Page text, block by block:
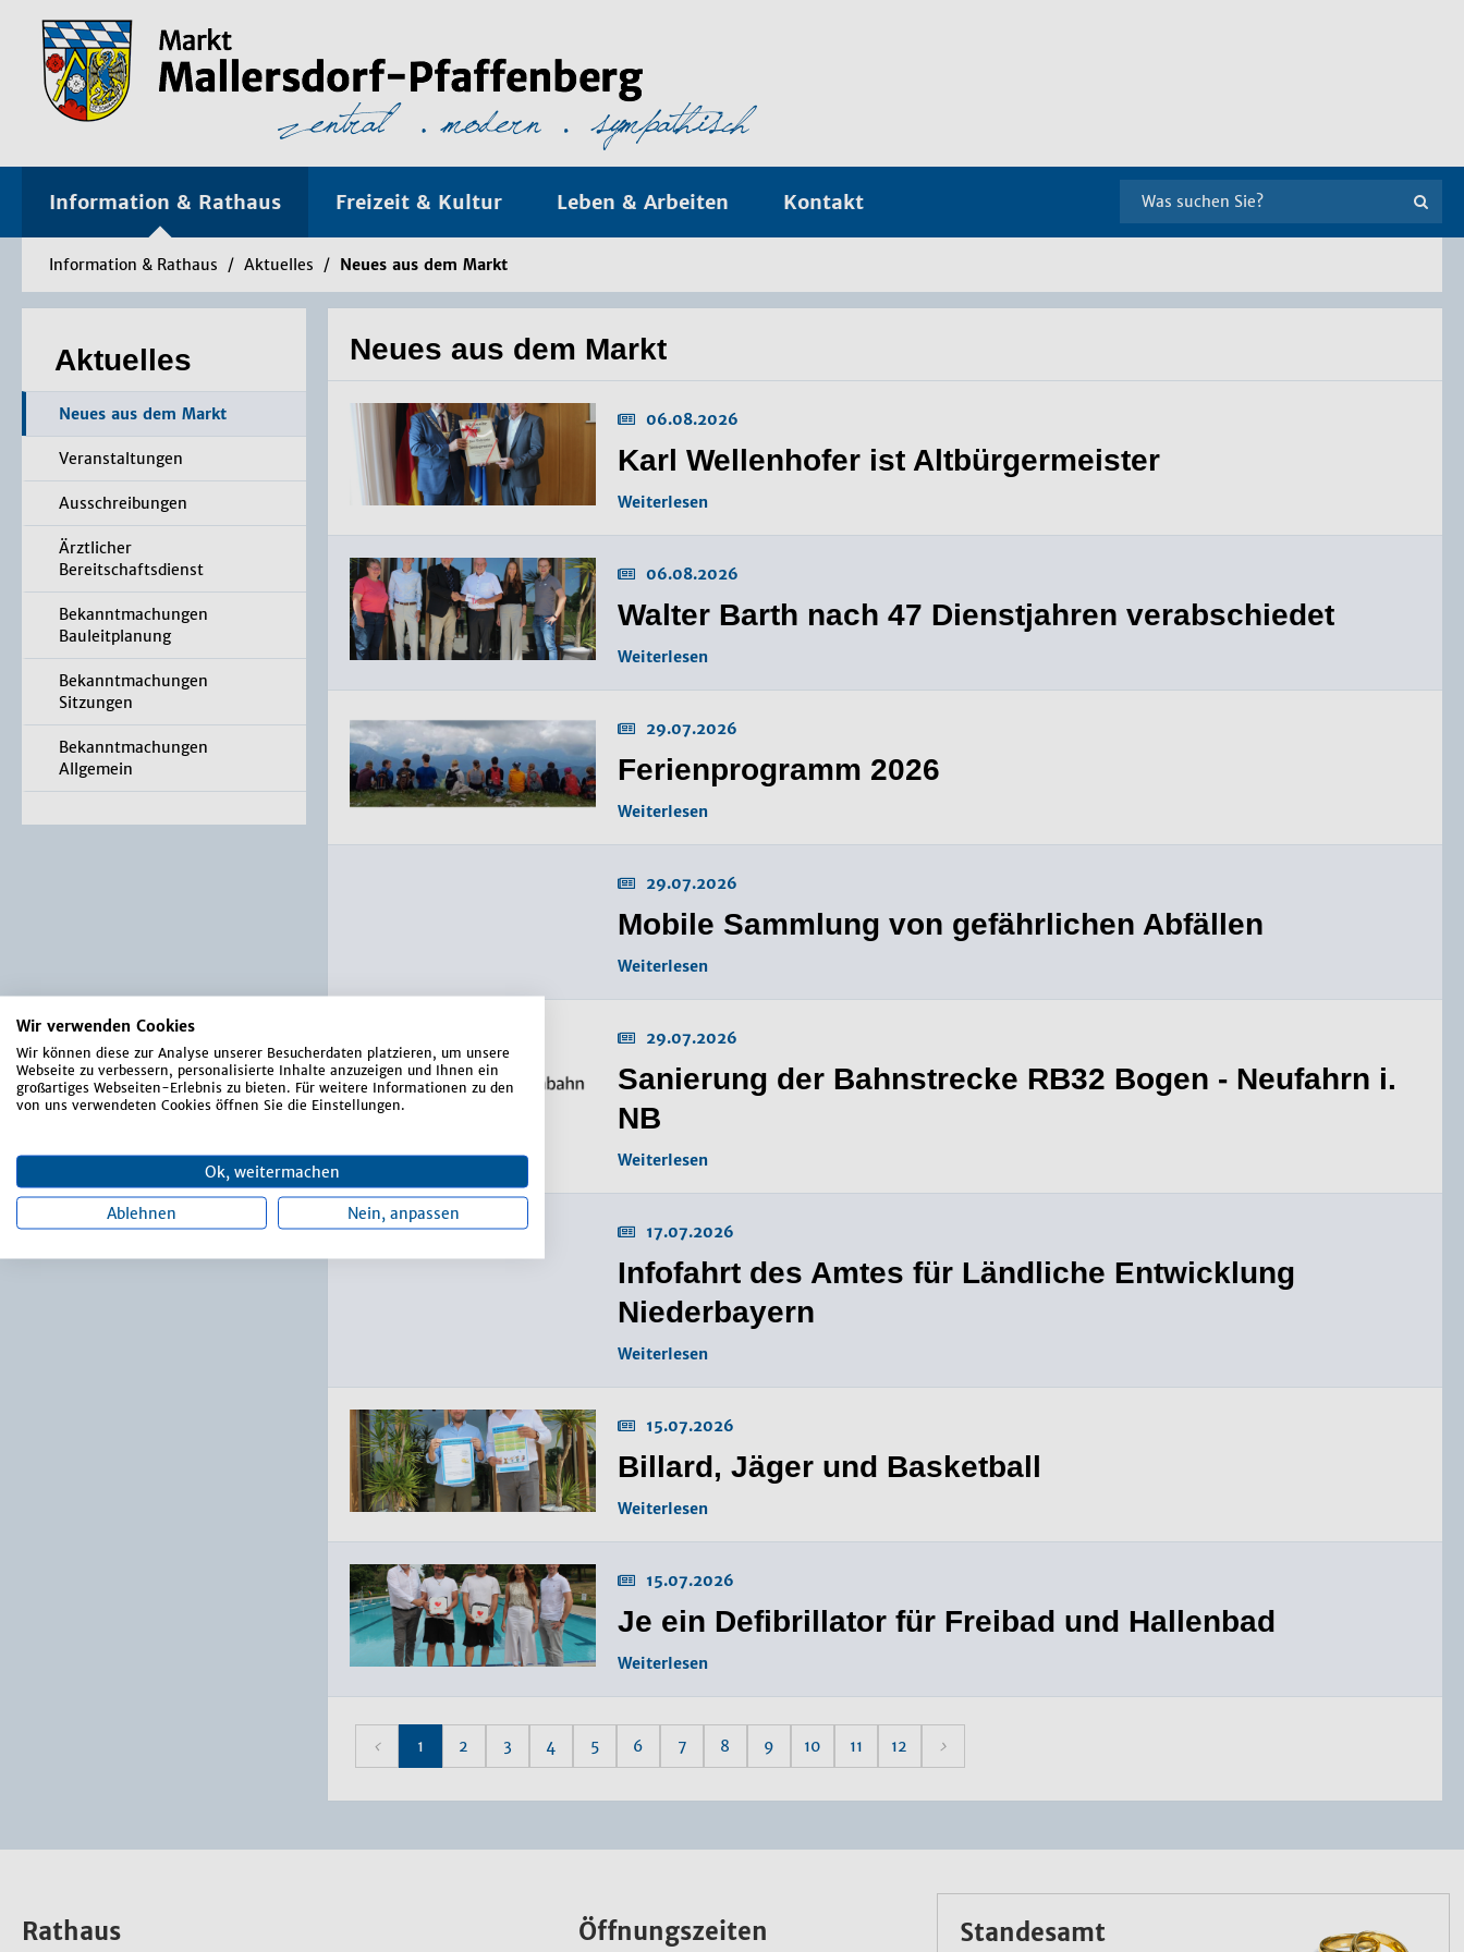
Wir verwenden Cookies
Wir können diese zur Analyse unserer Besucherdaten platzieren, um unsere
Webseite zu verbessern, personalisierte Inhalte anzuzeigen und Ihnen ein
großartiges Webseiten-Erlebnis zu bieten. Für weitere Informationen zu den
von uns verwendeten Cookies öffnen Sie die Einstellungen.
Ok, weitermachen
Ablehnen Nein, anpassen
Information & Rathaus Freizeit & Kultur Leben & Arbeiten Kontakt
Information & Rathaus / Aktuelles / Neues aus dem Markt
Neues aus dem Markt
06.08.2026
Karl Wellenhofer ist Altbürgermeister
Weiterlesen
06.08.2026
Walter Barth nach 47 Dienstjahren verabschiedet
Weiterlesen
29.07.2026
Ferienprogramm 2026
Weiterlesen
29.07.2026
Mobile Sammlung von gefährlichen Abfällen
Weiterlesen
29.07.2026
Sanierung der Bahnstrecke RB32 Bogen - Neufahrn i.
NB
Weiterlesen
17.07.2026
Infofahrt des Amtes für Ländliche Entwicklung
Niederbayern
Weiterlesen
15.07.2026
Billard, Jäger und Basketball
Weiterlesen
15.07.2026
Je ein Defibrillator für Freibad und Hallenbad
Weiterlesen
1 2 3 4 5 6 7 8 9 10 11 12
Aktuelles
Neues aus dem Markt
Veranstaltungen
Ausschreibungen
Ärztlicher
Bereitschaftsdienst
Bekanntmachungen
Bauleitplanung
Bekanntmachungen
Sitzungen
Bekanntmachungen
Allgemein
Rathaus Öffnungszeiten Standesamt